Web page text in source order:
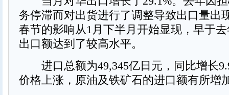
务停滞而对出货进行了调整导致出口量出
春节的影响从1月下半月开始显现，早于
出口额达到了较高水平。
进口总额为49,345亿日元，同比增长
价格上涨，原油及铁矿石的进口额有所增